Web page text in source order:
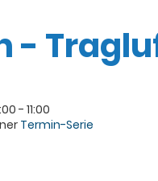
-
- 11:00
Termin-Serie